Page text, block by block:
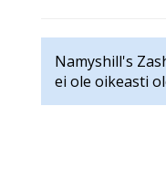
Namyshill's
ei ole oikeasti